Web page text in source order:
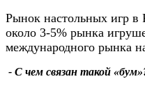
Рынок настольных игр в
около 3-5% рынка
международного рынка
- С чем связан такой